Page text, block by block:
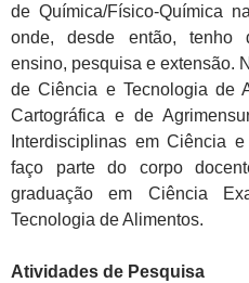
de Química/Físico-Química
onde, desde então, tenho
ensino, pesquisa e extensão.
de Ciência e Tecnologia de
Cartográfica e de
Interdisciplinas em Ciência
faço parte do corpo
graduação em Ciência
Tecnologia de Alimentos.
Atividades de Pesquisa